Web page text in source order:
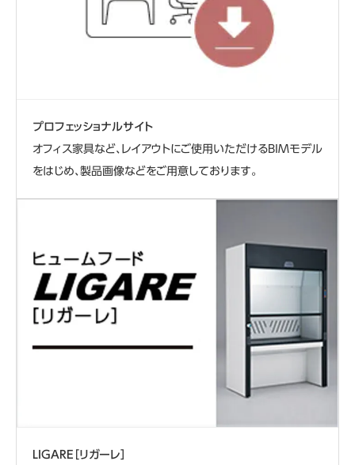
プロフェッショナルサイト
オフィス家具など、レイアウトにご使用いただけるBIMモデル
をはじめ、製品画像などをご用意しております。
LIGARE［リガーレ］